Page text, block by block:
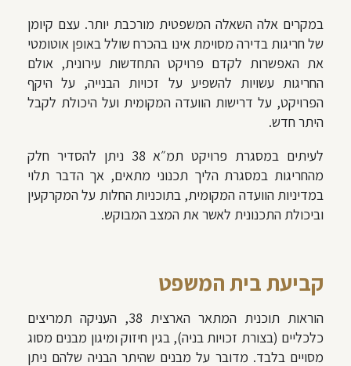
במקרים אלה השאלה המשפטית מורכבת יותר. עצם קיומן
של חריגות בדירה מסוימת אינו בהכרח שולל באופן אוטומטי
את האפשרות לקדם פרויקט התחדשות עירונית, אולם
החריגות עשויות להשפיע על זכויות הבנייה, על היקף
הפרויקט, על דרישות הוועדה המקומית ועל היכולת לקבל
היתר חדש.
לעיתים במסגרת פרויקט תמ״א 38 ניתן להסדיר חלק
מהחריגות במסגרת הליך תכנוני מתאים, אך הדבר תלוי
במדיניות הוועדה המקומית, בתוכניות החלות על המקרקעין
וביכולת התכנונית לאשר את המצב המבוקש.
קביעת בית המשפט
הוראות תוכנית המתאר הארצית 38, העניקה תמריצים
כלכליים (בצורת זכויות בניה), בגין חיזוק ומיגון מבנים מסוג
מסויים בלבד. מדובר על מבנים שהיתר הבניה שלהם ניתן